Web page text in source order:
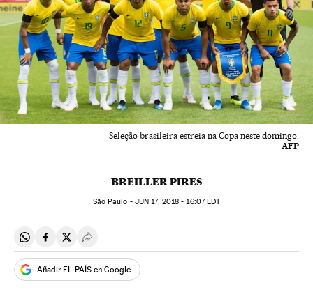
Seleção brasileira estreia na Copa neste domingo.
AFP
BREILLER PIRES
São Paulo - JUN 17, 2018 - 16:07EDT
Compartir en Whatsapp
Compartir en Facebook
Compartir en Twitter
Desplegar Redes Sociales
Añadir EL PAÍS en Google